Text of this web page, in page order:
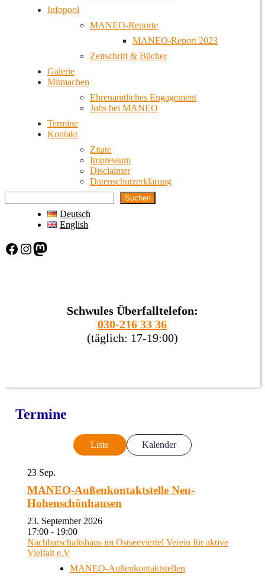
Infopool
MANEO-Reporte
MANEO-Report 2023
Zeitschrift & Bücher
Galerie
Mitmachen
Ehrenamtliches Engagement
Jobs bei MANEO
Termine
Kontakt
Zitate
Impressum
Disclaimer
Datenschutzerklärung
Suchen
Deutsch
English
Facebook Instagram Mastodon
Schwules Überfalltelefon:
030-216 33 36
(täglich: 17-19:00)
Termine
Liste Kalender
23 Sep.
MANEO-Außenkontaktstelle Neu-
Hohenschönhausen
23. September 2026
17:00 - 19:00
Nachbarschaftshaus im Ostseeviertel Verein für aktive
Vielfalt e.V
MANEO-Außenkontaktstellen